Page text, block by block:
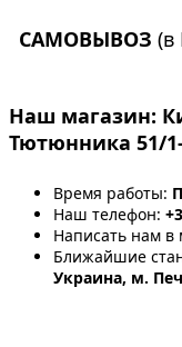
САМОВЫВОЗ (в
Наш магазин:
Тютюнника 51/
Время работы:
Наш телефон:
Написать нам в
Ближайшие
Украина, м.